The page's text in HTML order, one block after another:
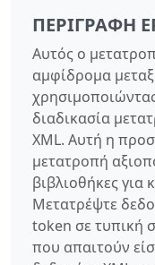
ΠΕΡΙΓΡΑΦΉ
Αυτός ο
αμφίδρομα
διαδικασία
XML. Αυτή η
μετατροπή
βιβλιοθήκες
Μετατρέψτε
token σε τυπική
που απαιτούν